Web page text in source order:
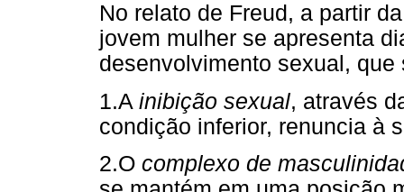
No relato de Freud, a partir
jovem mulher se apresenta
desenvolvimento sexual, que
1.A inibição sexual, através
condição inferior, renuncia à
2.O complexo de